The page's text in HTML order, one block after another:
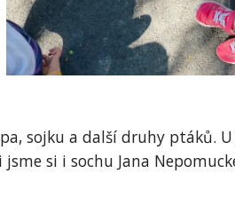
sojku a další druhy ptáků.
si i sochu Jana